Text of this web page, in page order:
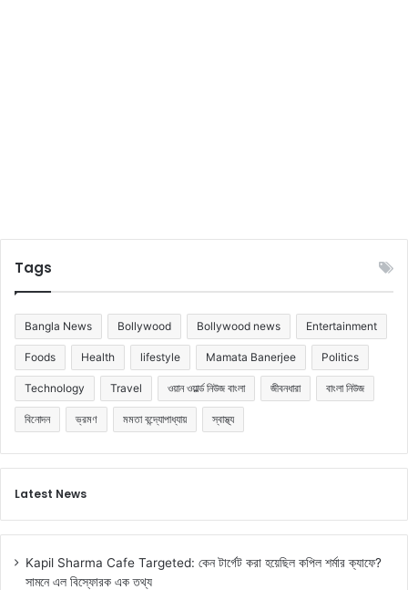
Tags
Bangla News Bollywood Bollywood news Entertainment
Foods Health lifestyle Mamata Banerjee Politics
Technology Travel ওয়ান ওয়ার্ল্ড নিউজ বাংলা জীবনধারা বাংলা নিউজ
বিনোদন ভ্রমণ মমতা বন্দ্যোপাধ্যায় স্বাস্থ্য
Latest News
Kapil Sharma Cafe Targeted: কেন টার্গেট করা হয়েছিল কপিল শর্মার ক্যাফে?
সামনে এল বিস্ফোরক এক তথ্য